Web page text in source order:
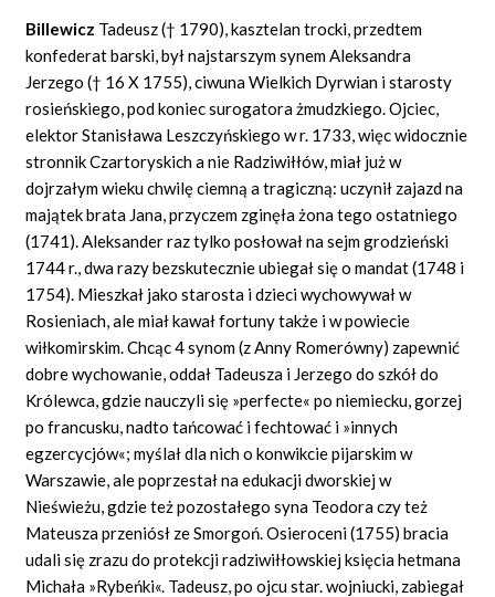
ARTYKUŁY
(1)
GRAF POWIĄZAŃ
DYSKUSJA
Mapa
Billewicz Tadeusz († 1790), kasztelan trocki, przedtem
konfederat barski, był najstarszym synem Aleksandra
Jerzego († 16 X 1755), ciwuna Wielkich Dyrwian i starosty
rosieńskiego, pod koniec surogatora żmudzkiego. Ojciec,
elektor Stanisława Leszczyńskiego w r. 1733, więc widocznie
stronnik Czartoryskich a nie Radziwiłłów, miał już w
dojrzałym wieku chwilę ciemną a tragiczną: uczynił zajazd na
majątek brata Jana, przyczem zginęła żona tego ostatniego
(1741). Aleksander raz tylko posłował na sejm grodzieński
1744 r., dwa razy bezskutecznie ubiegał się o mandat (1748 i
1754). Mieszkał jako starosta i dzieci wychowywał w
Rosieniach, ale miał kawał fortuny także i w powiecie
wiłkomirskim. Chcąc 4 synom (z Anny Romerówny) zapewnić
dobre wychowanie, oddał Tadeusza i Jerzego do szkół do
Królewca, gdzie nauczyli się »perfecte« po niemiecku, gorzej
po francusku, nadto tańcować i fechtować i »innych
egzercycjów«; myślał dla nich o konwikcie pijarskim w
Warszawie, ale poprzestał na edukacji dworskiej w
Nieświeżu, gdzie też pozostałego syna Teodora czy też
Mateusza przeniósł ze Smorgoń. Osieroceni (1755) bracia
udali się zrazu do protekcji radziwiłłowskiej księcia hetmana
Michała »Rybeńki«. Tadeusz, po ojcu star. wojniucki, zabiegał